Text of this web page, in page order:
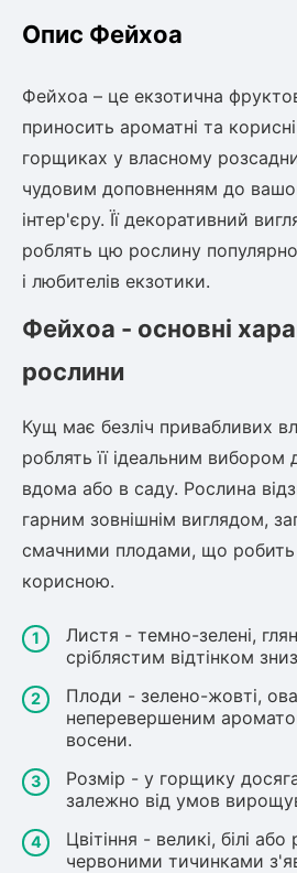
Опис Фейхоа
Фейхоа – це екзотична
приносить ароматні та
горщиках у власному
чудовим доповненням до
інтер'єру. Її декоративний
роблять цю рослину
і любителів екзотики.
Фейхоа - основні
рослини
Кущ має безліч привабливих
роблять її ідеальним
вдома або в саду. Рослина
гарним зовнішнім виглядом,
смачними плодами, що робить
корисною.
Листя - темно-зелені,
сріблястим відтінком
Плоди - зелено-жовті,
неперевершеним
восени.
Розмір - у горщику
залежно від умов
Цвітіння - великі, білі
червоними тичинками